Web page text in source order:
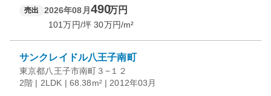
売出 2026年08月 490万円
101万円/坪 30万円/m²
サンクレイドル八王子南町
東京都八王子市南町３−１２
2階 | 2LDK | 68.38m² | 2012年03月